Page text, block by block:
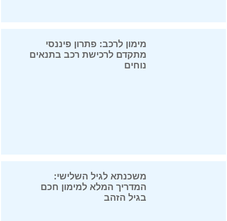
מימון לרכב: פתרון פיננסי
מתקדם לרכישת רכב בתנאים
נוחים
משכנתא לגיל השלישי:
המדריך המלא למימון חכם
בגיל הזהב